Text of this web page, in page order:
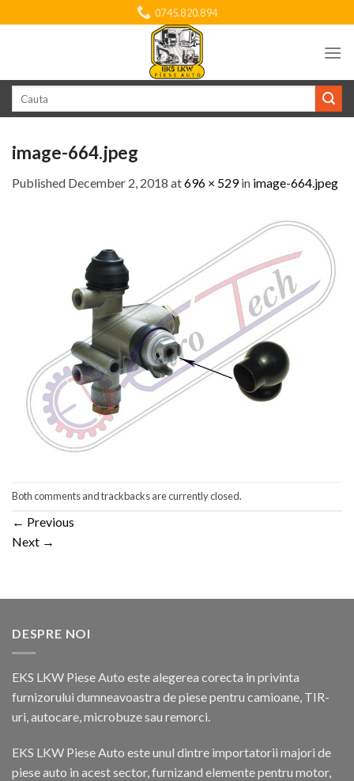
to
0745.820.894
image-664.jpeg
Published December 2, 2018 at696 × 529in image-664.jpeg
Both comments and trackbacks are currently closed.
← Previous
Next →
DESPRE NOI
EKS LKW Piese Auto este alegerea corecta in privinta
furnizorului dumneavoastra de piese pentru camioane, TIR-
uri, autocare, microbuze sau remorci.
EKS LKW Piese Auto este unul dintre importatorii majori de
piese auto in acest sector, furnizand elemente pentru motor,